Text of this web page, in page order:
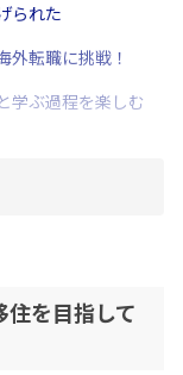
られた
外転職に挑戦！
学ぶ過程を楽しむ
を目指して